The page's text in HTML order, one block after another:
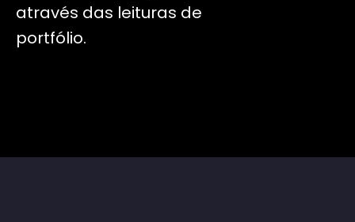
através das leituras de
portfólio.